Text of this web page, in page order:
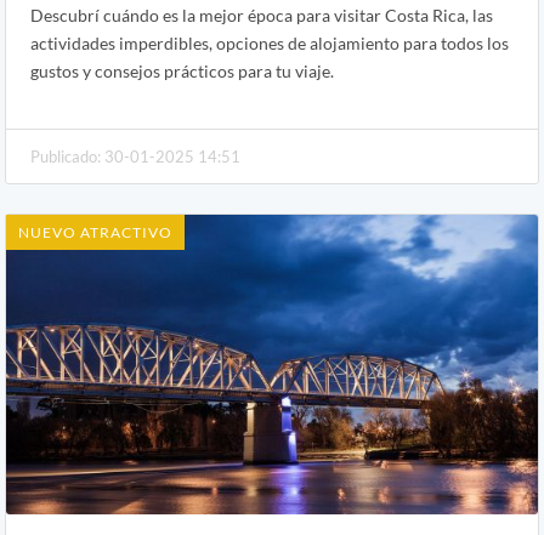
Descubrí cuándo es la mejor época para visitar Costa Rica, las
actividades imperdibles, opciones de alojamiento para todos los
gustos y consejos prácticos para tu viaje.
Publicado: 30-01-2025 14:51
NUEVO ATRACTIVO